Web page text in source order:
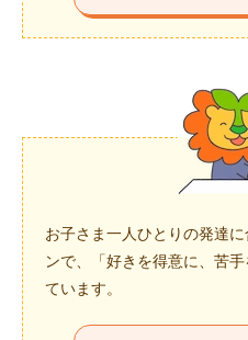
お子さま一人ひとりの発達
ンで、「好きを得意に、苦
ています。